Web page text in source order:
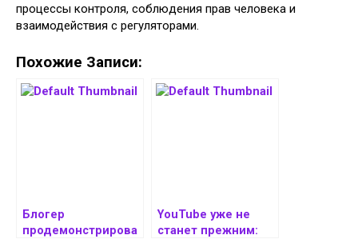
процессы контроля, соблюдения прав человека и
взаимодействия с регуляторами.
Похожие Записи:
Блогер
продемонстрирова
YouTube уже не
станет прежним: